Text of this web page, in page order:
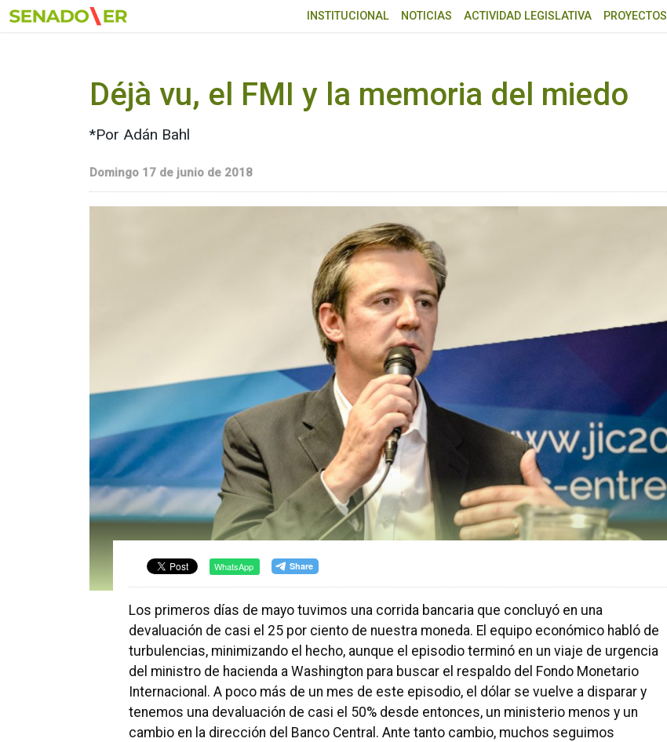
Ir al menú principal
INSTITUCIONAL NOTICIAS ACTIVIDAD LEGISLATIVA PROYECTOS
Déjà vu, el FMI y la memoria del miedo
*Por Adán Bahl
Domingo 17 de junio de 2018
WhatsApp
Los primeros días de mayo tuvimos una corrida bancaria que concluyó en una
devaluación de casi el 25 por ciento de nuestra moneda. El equipo económico habló de
turbulencias, minimizando el hecho, aunque el episodio terminó en un viaje de urgencia
del ministro de hacienda a Washington para buscar el respaldo del Fondo Monetario
Internacional. A poco más de un mes de este episodio, el dólar se vuelve a disparar y
tenemos una devaluación de casi el 50% desde entonces, un ministerio menos y un
cambio en la dirección del Banco Central. Ante tanto cambio, muchos seguimos